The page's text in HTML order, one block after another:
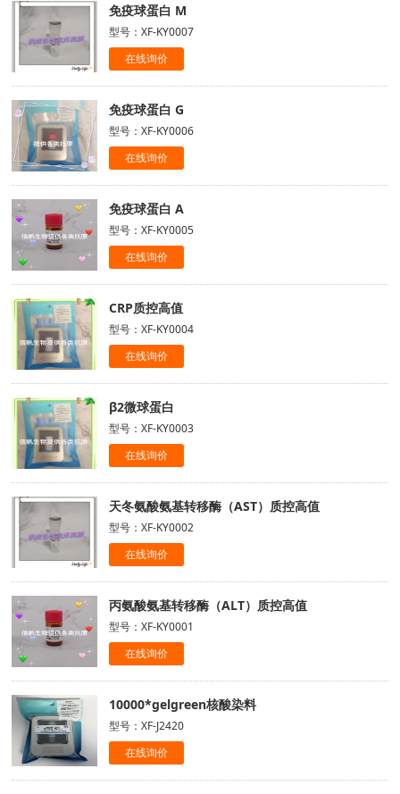
免疫球蛋白 M
型号：XF-KY0007
在线询价
免疫球蛋白 G
型号：XF-KY0006
在线询价
免疫球蛋白 A
型号：XF-KY0005
在线询价
CRP质控高值
型号：XF-KY0004
在线询价
β2微球蛋白
型号：XF-KY0003
在线询价
天冬氨酸氨基转移酶（AST）质控高值
型号：XF-KY0002
在线询价
丙氨酸氨基转移酶（ALT）质控高值
型号：XF-KY0001
在线询价
10000*gelgreen核酸染料
型号：XF-J2420
在线询价